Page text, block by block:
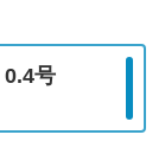
号